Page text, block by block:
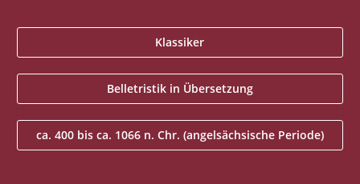
Klassiker
Belletristik in Übersetzung
ca. 400 bis ca. 1066 n. Chr. (angelsächsische Periode)